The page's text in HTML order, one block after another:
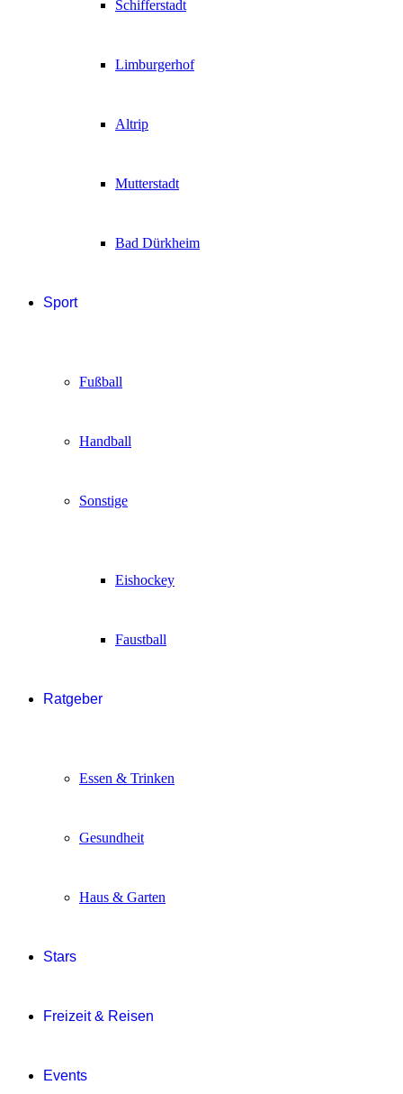
Schifferstadt
Limburgerhof
Altrip
Mutterstadt
Bad Dürkheim
Sport
Fußball
Handball
Sonstige
Eishockey
Faustball
Ratgeber
Essen & Trinken
Gesundheit
Haus & Garten
Stars
Freizeit & Reisen
Events